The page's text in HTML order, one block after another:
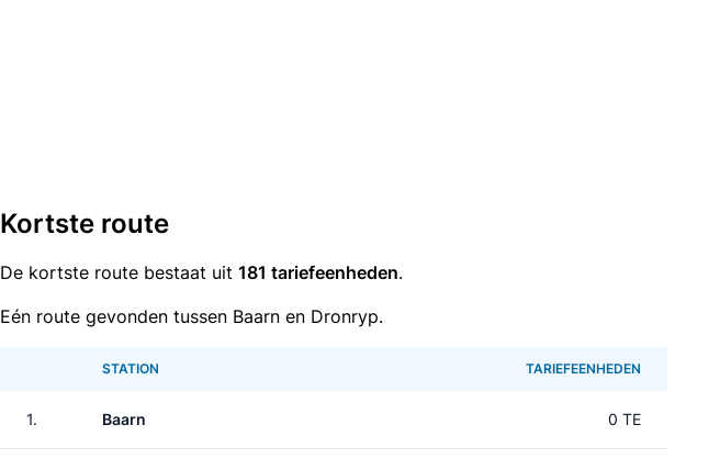
Kortste route
De kortste route bestaat uit 181 tariefeenheden.
Eén route gevonden tussen Baarn en Dronryp.
STATION TARIEFEENHEDEN
1. Baarn 0 TE